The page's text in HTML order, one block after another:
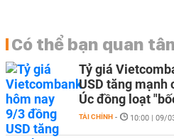
Có thể bạn quan
Tỷ giá
USD tăng mạnh
Úc đồng loạt
TÀI CHÍNH - 10:00 | 09/